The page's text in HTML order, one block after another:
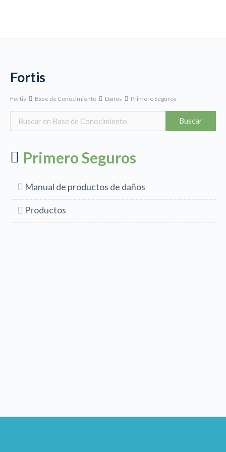
Fortis
Fortis Base de Conocimiento Daños Primero Seguros
Primero Seguros
Manual de productos de daños
Productos